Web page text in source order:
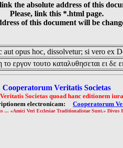
the absolute address of this
Please, link this *.html page.
of this document will be
opus hoc, dissolvetur; si vero ex
εργον τουτο καταλυθησεται ει δε
Cooperatorum Veritatis Societas
Societas quoad hanc editionem
electronicam: Cooperatorum
... «Amici Veri Ecclesiae Traditionalistae Sunt.» Divus